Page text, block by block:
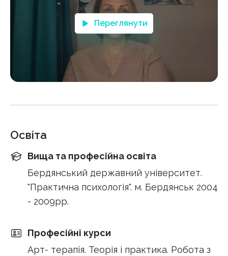
Переглянути
Освіта
Вища та професійна освіта
Бердянський державний університет.
"Практична психологія". м. Бердянськ 2004
- 2009рр.
Професійні курси
Арт- терапія. Теорія і практика. Робота з